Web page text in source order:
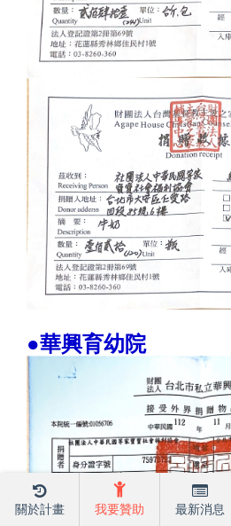
●華興育幼院
關於計畫 我要贊助 最新消息